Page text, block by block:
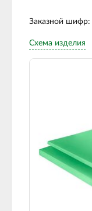
Заказной шифр:
Схема изделия